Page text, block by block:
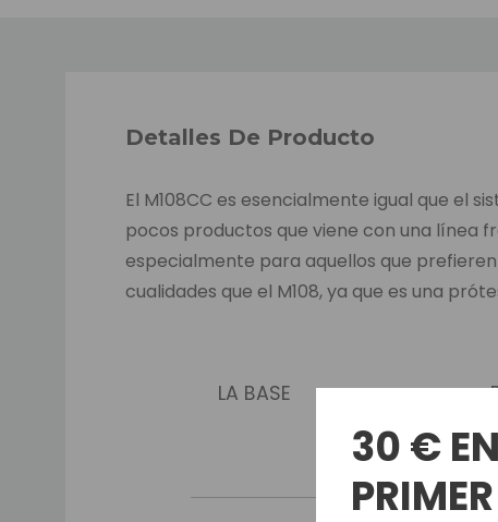
Detalles De Producto
El M108CC es esencialmente igual que el
pocos productos que viene con una línea
especialmente para aquellos que
cualidades que el M108, ya que es una
LA BASE
30 €